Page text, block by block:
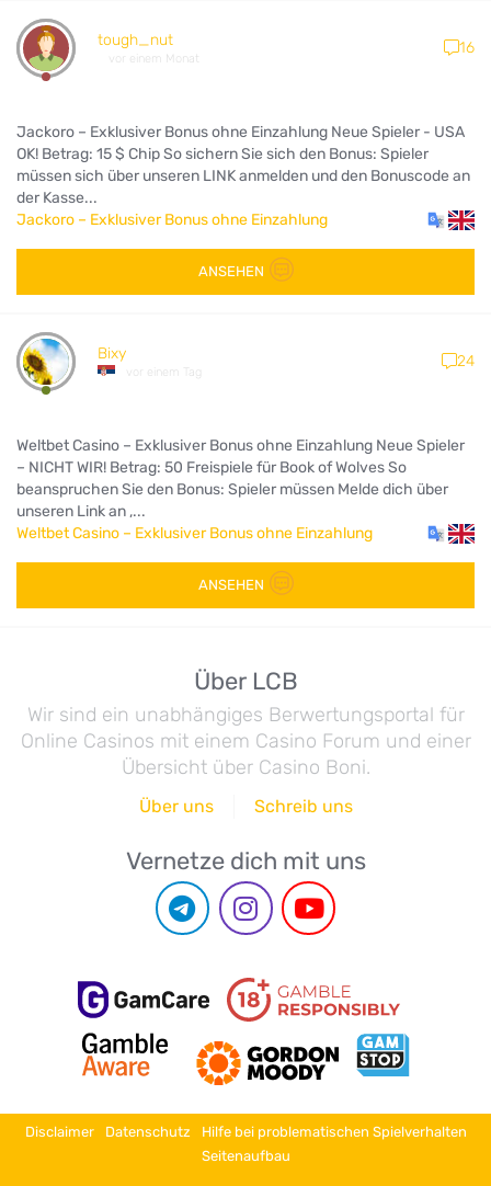
tough_nut
vor einem Monat
16
Jackoro – Exklusiver Bonus ohne Einzahlung Neue Spieler - USA
OK! Betrag: 15 $ Chip So sichern Sie sich den Bonus: Spieler
müssen sich über unseren LINK anmelden und den Bonuscode an
der Kasse...
Jackoro – Exklusiver Bonus ohne Einzahlung
ANSEHEN
Bixy
vor einem Tag
24
Weltbet Casino – Exklusiver Bonus ohne Einzahlung Neue Spieler
– NICHT WIR! Betrag: 50 Freispiele für Book of Wolves So
beanspruchen Sie den Bonus: Spieler müssen Melde dich über
unseren Link an ,...
Weltbet Casino – Exklusiver Bonus ohne Einzahlung
ANSEHEN
Über LCB
Wir sind ein unabhängiges Berwertungsportal für
Online Casinos mit einem Casino Forum und einer
Übersicht über Casino Boni.
Über uns Schreib uns
Vernetze dich mit uns
Disclaimer Datenschutz
Hilfe bei problematischen Spielverhalten
Seitenaufbau